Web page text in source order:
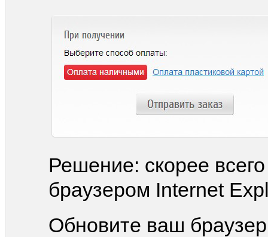
Решение: скорее
браузером Internet
Обновите ваш